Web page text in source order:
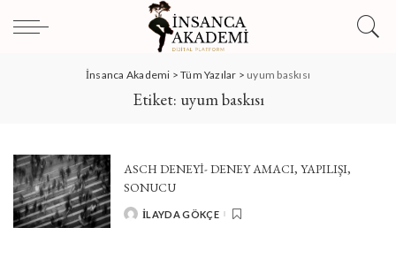
İnsanca Akademi >Tüm Yazılar > uyum baskısı
Etiket: uyum baskısı
ASCH DENEYİ- DENEY AMACI, YAPILIŞI,
SONUCU
POSTED
İLAYDA GÖKÇE